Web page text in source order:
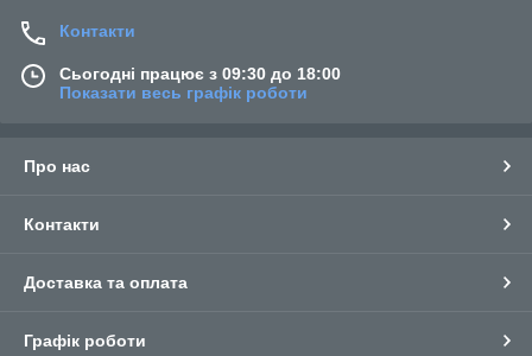
Контакти
Сьогодні працює з 09:30 до 18:00
Показати весь графік роботи
Про нас
Контакти
Доставка та оплата
Графік роботи